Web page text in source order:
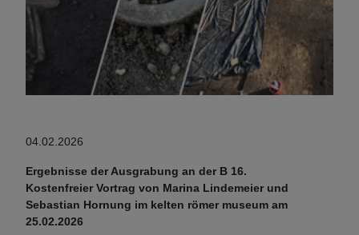
04.02.2026
Ergebnisse der Ausgrabung an der B 16.
Kostenfreier Vortrag von Marina Lindemeier und
Sebastian Hornung im kelten römer museum am
25.02.2026